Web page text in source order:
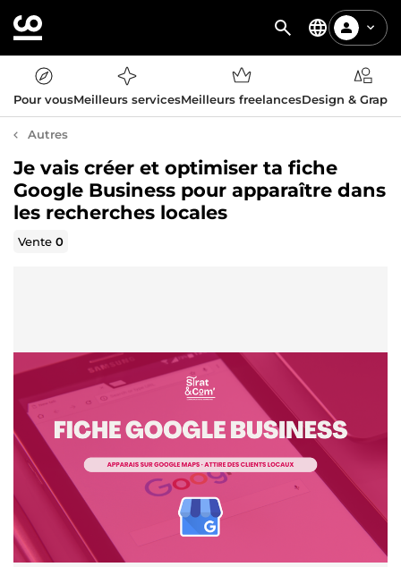
Pour vousMeilleurs servicesMeilleurs freelancesDesign &
Autres
Je vais créer et optimiser ta fiche
Google Business pour apparaître dans
les recherches locales
Vente0